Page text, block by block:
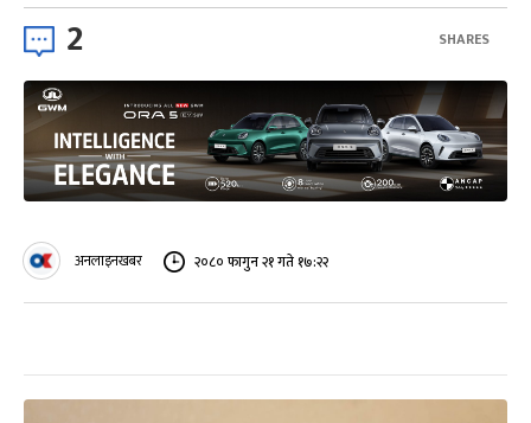
2 SHARES
अनलाइनखबर २०८० फागुन २१ गते १७:२२